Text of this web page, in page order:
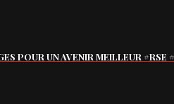
POUR UN AVENIR MEILLEUR